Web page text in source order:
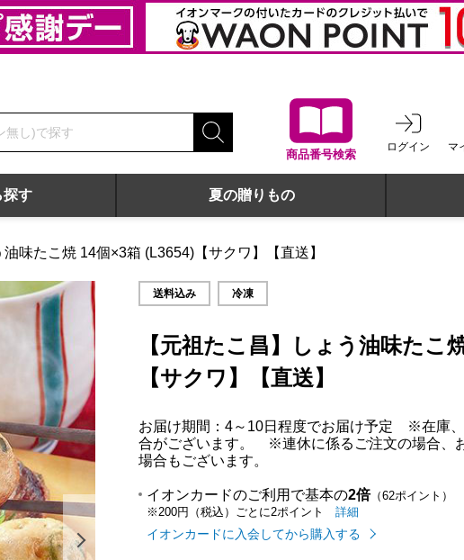
商品番号検索
ログイン マ
探す 夏の贈りもの
油味たこ焼 14個×3箱 (L3654)【サクワ】【直送】
次の画像を表示する
送料込み 冷凍
【元祖たこ昌】しょう油味たこ
【サクワ】【直送】
お届け期間：4～10日程度でお届け予定 ※在庫
合がございます。 ※連休に係るご注文の場合、
場合もございます。
イオンカードのご利用で基本の2倍（62ポイント）
※200円（税込）ごとに2ポイント
イオンカードのご利用で
詳細
イオンカードに入会してから購入する